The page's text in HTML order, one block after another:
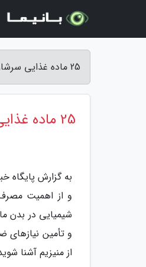
25 ماده غذایی سرشار از منیزیم - پایگاه خبری شیرگاه نیوز
25 ماده غذایی سرشار از منیزیم
به گزارش پایگاه
شیمیایی در بدن
از منیزیم آشنا